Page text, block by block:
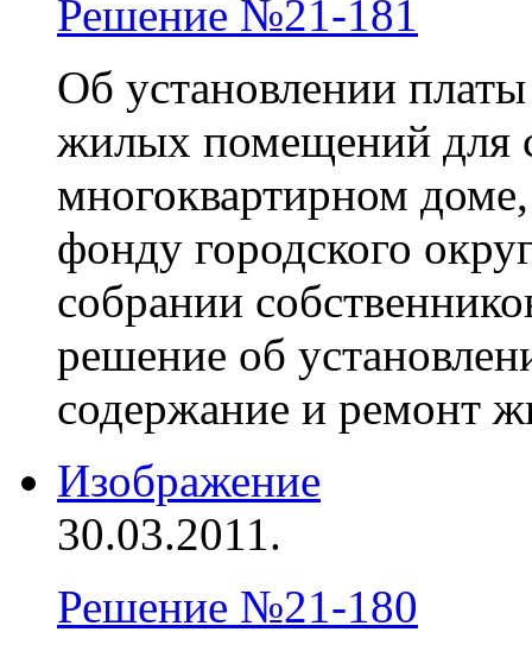
Решение №21-181
Об установлении
жилых помещений для
многоквартирном
фонду городского
собрании
решение об
содержание и ремонт
Изображение
30.03.2011.
Решение №21-180